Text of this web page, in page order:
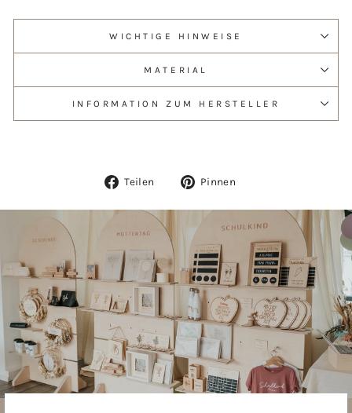
WICHTIGE HINWEISE
MATERIAL
INFORMATION ZUM HERSTELLER
Teilen
Auf
Pinnen